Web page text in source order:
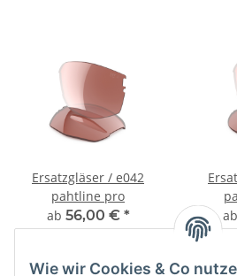
Ersatzgläser / e042
pahtline pro
ab 56,00 € *
ab
Wie wir Cookies & Co